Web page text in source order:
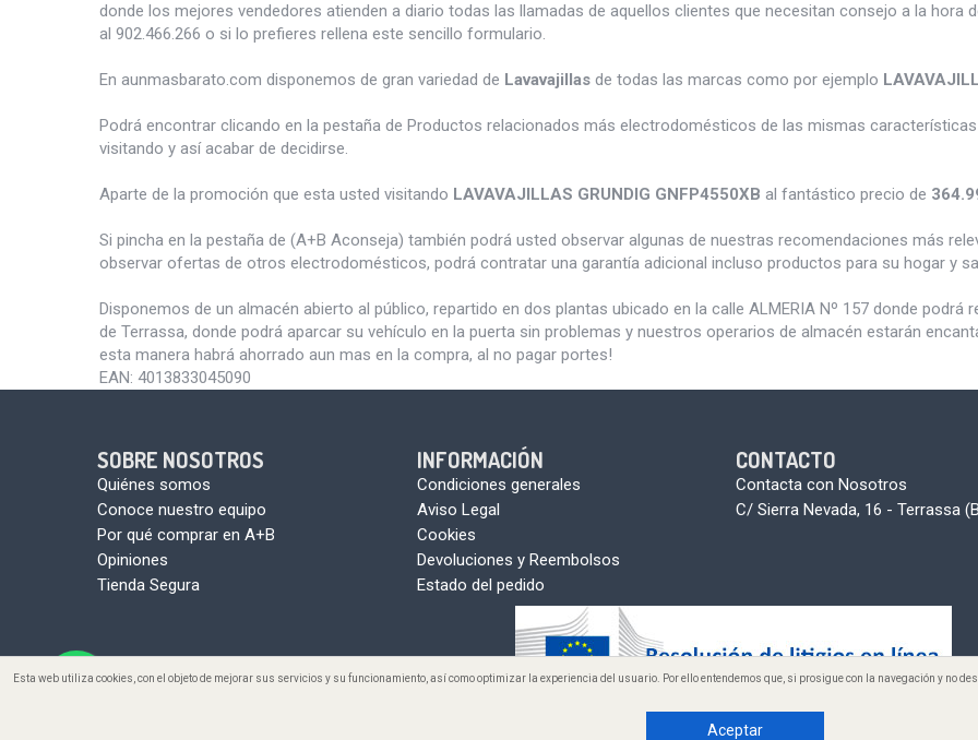
donde los mejores vendedores atienden a diario todas las llamadas de aquellos clientes que necesitan consejo a la
al 902.466.266 o si lo prefieres rellena este sencillo formulario.
En aunmasbarato.com disponemos de gran variedad de Lavavajillas de todas las marcas como por ejemplo
Podrá encontrar clicando en la pestaña de Productos relacionados más electrodomésticos de las mismas
visitando y así acabar de decidirse.
Aparte de la promoción que esta usted visitando LAVAVAJILLAS GRUNDIG GNFP4550XB al fantástico precio de
Si pincha en la pestaña de (A+B Aconseja) también podrá usted observar algunas de nuestras recomendaciones más
observar ofertas de otros electrodomésticos, podrá contratar una garantía adicional incluso productos para su hogar y
Disponemos de un almacén abierto al público, repartido en dos plantas ubicado en la calle ALMERIA Nº 157 donde podrá
de Terrassa, donde podrá aparcar su vehículo en la puerta sin problemas y nuestros operarios de almacén estarán
esta manera habrá ahorrado aun mas en la compra, al no pagar portes!
EAN: 4013833045090
SOBRE NOSOTROS
Quiénes somos
Conoce nuestro equipo
Por qué comprar en A+B
Opiniones
Tienda Segura
INFORMACIÓN
Condiciones generales
Aviso Legal
Cookies
Devoluciones y Reembolsos
Estado del pedido
CONTACTO
Contacta con Nosotros
C/ Sierra Nevada, 16 - Terrassa
Esta web utiliza cookies, con el objeto de mejorar sus servicios y su funcionamiento, así como optimizar la experiencia del usuario. Por ello entendemos que, si prosigue con la navegación y no